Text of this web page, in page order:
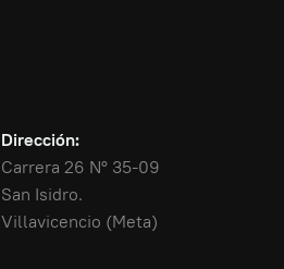
Dirección:
Carrera 26 N° 35-09
San Isidro.
Villavicencio (Meta)